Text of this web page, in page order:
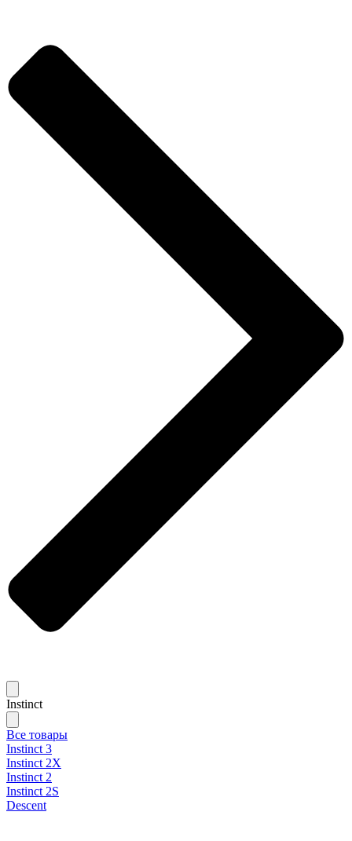
Instinct
Все товары
Instinct 3
Instinct 2X
Instinct 2
Instinct 2S
Descent